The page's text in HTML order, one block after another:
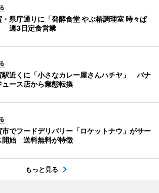
・県庁通りに「発酵食堂 やぶ椿調理室 時々ぱ
週3日定食営業
駅近くに「小さなカレー屋さんハチヤ」 バナ
ュース店から業態転換
市でフードデリバリー「ロケットナウ」がサー
開始 送料無料が特徴
もっと見る